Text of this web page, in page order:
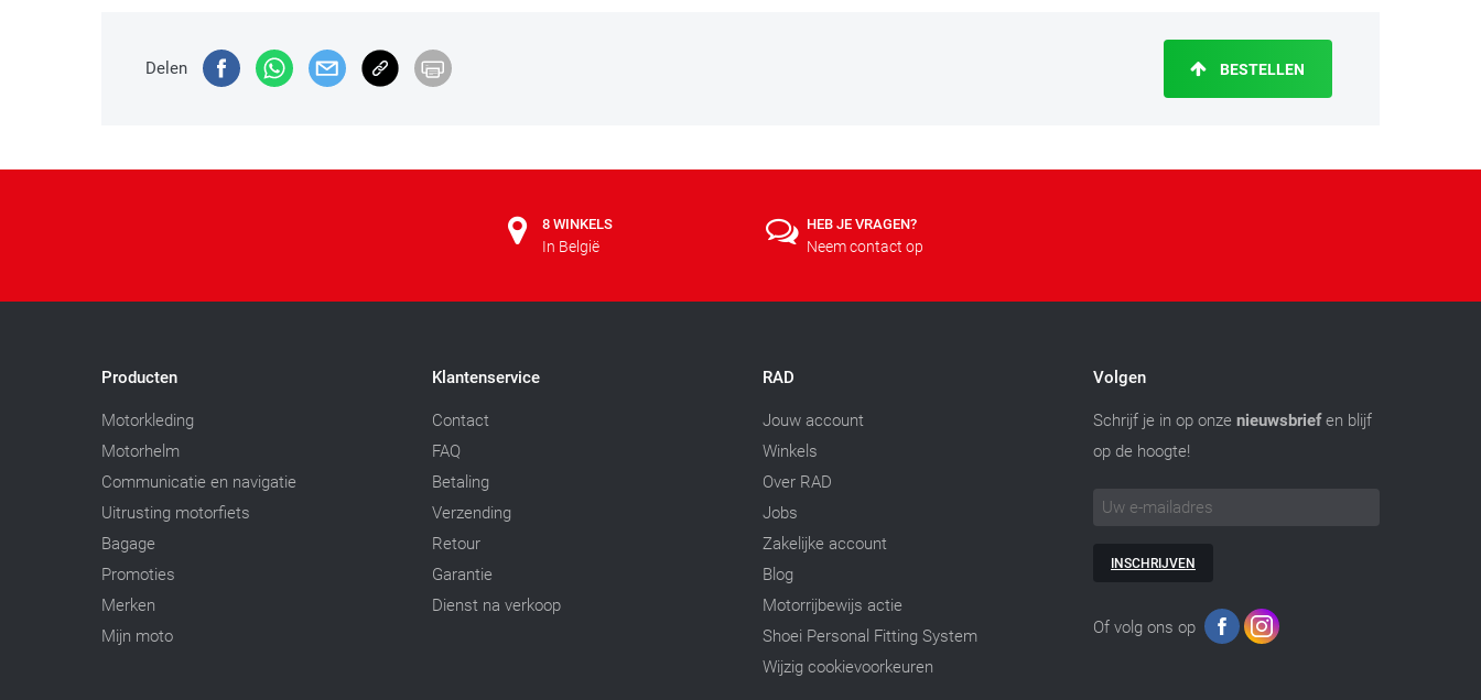
Delen BESTELLEN
8 WINKELS
In België
HEB JE VRAGEN?
Neem contact op
Producten
Motorkleding
Motorhelm
Communicatie en navigatie
Uitrusting motorfiets
Bagage
Promoties
Merken
Mijn moto
Klantenservice
Contact
FAQ
Betaling
Verzending
Retour
Garantie
Dienst na verkoop
RAD
Jouw account
Winkels
Over RAD
Jobs
Zakelijke account
Blog
Motorrijbewijs actie
Shoei Personal Fitting System
Wijzig cookievoorkeuren
Volgen
Schrijf je in op onze nieuwsbriefen blijf
op de hoogte!
INSCHRIJVEN
Of volg ons op